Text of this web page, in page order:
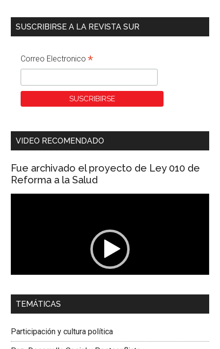
SUSCRIBIRSE A LA REVISTA SUR
Correo Electronico*
VIDEO RECOMENDADO
Fue archivado el proyecto de Ley 010 de
Reforma a la Salud
00:00 01:04
Dra. Carolina Corcho Mejía,Presidenta Corporación
Colombiana
TEMÁTICAS
Participación y cultura política